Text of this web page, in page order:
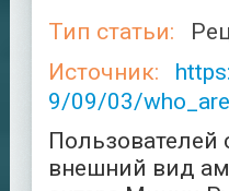
Тип статьи:
Источник:
9/09/03/
Пользователей
внешний вид